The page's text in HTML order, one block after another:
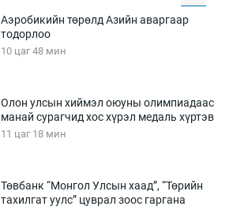
Аэробикийн төрөлд Азийн аваргаар
тодорлоо
10 цаг 48 мин
Олон улсын хиймэл оюуны олимпиадаас
манай сурагчид хос хүрэл медаль хүртэв
11 цаг 18 мин
Төвбанк “Монгол Улсын хаад”, “Төрийн
тахилгат уулс” цуврал зоос гаргана